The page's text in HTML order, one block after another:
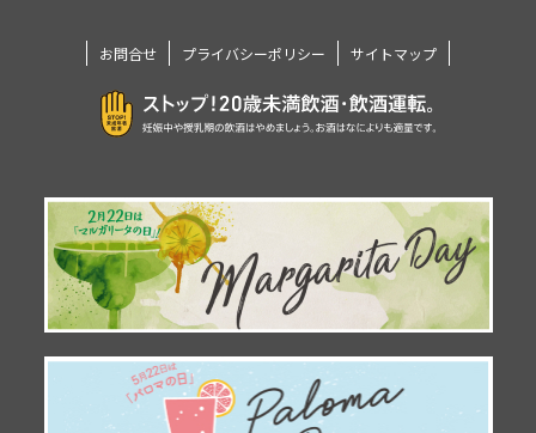
お問合せ プライバシーポリシー サイトマップ